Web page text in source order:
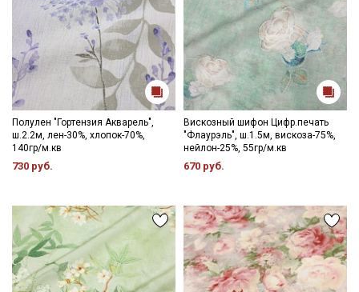
Полулен "Гортензия Акварель",
ш.2.2м, лен-30%, хлопок-70%,
140гр/м.кв
730 руб.
Вискозный шифон Цифр.печать
"Флаурэль", ш.1.5м, вискоза-75%,
нейлон-25%, 55гр/м.кв
670 руб.